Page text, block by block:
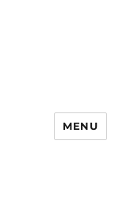
MENU